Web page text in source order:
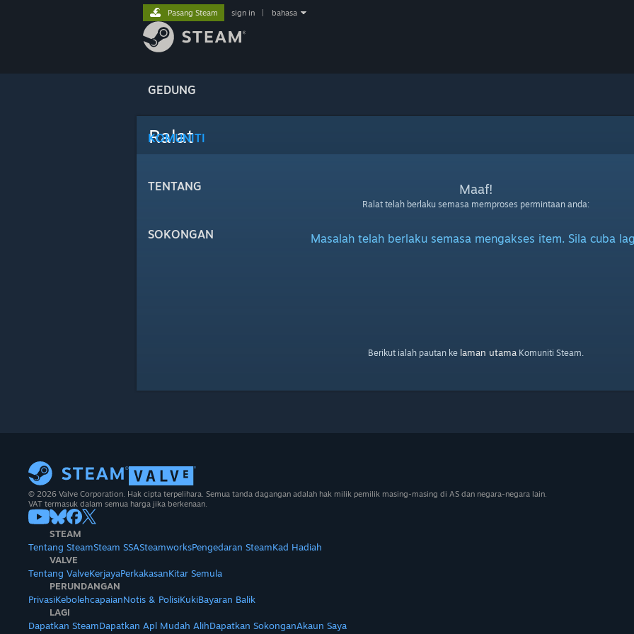
GEDUNG
KOMUNITI
TENTANG
SOKONGAN
Pasang Steam sign in bahasa
Ralat
Maaf!
Ralat telah berlaku semasa memproses permintaan anda:
Masalah telah berlaku semasa mengakses item. Sila cuba
Berikut ialah pautan ke laman utamaKomuniti Steam.
© 2026 Valve Corporation. Hak cipta terpelihara. Semua tanda dagangan adalah hak milik pemilik masing-masing di AS dan negara-negara lain.
VAT termasuk dalam semua harga jika berkenaan.
STEAM
Tentang SteamSteam SSASteamworksPengedaran SteamKad Hadiah
VALVE
Tentang ValveKerjayaPerkakasanKitar Semula
PERUNDANGAN
PrivasiKebolehcapaianNotis & PolisiKukiBayaran Balik
LAGI
Dapatkan SteamDapatkan Apl Mudah AlihDapatkan SokonganAkaun Saya